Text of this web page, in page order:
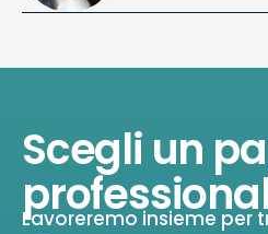
Scegli un
Lavoreremo insieme per